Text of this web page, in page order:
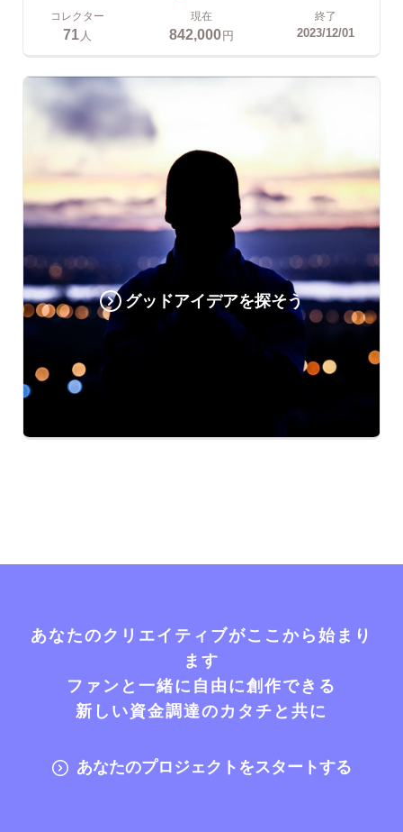
コレクター
71 人
現在
842,000円
終了
2023/12/01
グッドアイデアを探そう
あなたのクリエイティブがここから始まり
ます
ファンと一緒に自由に創作できる
新しい資金調達のカタチと共に
あなたのプロジェクトをスタートする